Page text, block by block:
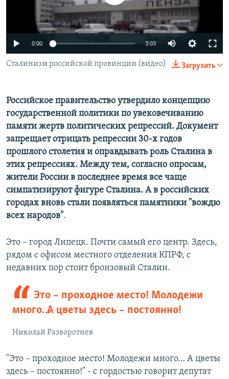
ПОБЕДИТЕЛЕЙ НЕ СУДЯТ?
КРЫМ.НЕПОКОРЕННЫЙ
ELIFBE
УКРАИНСКАЯ ПРОБЛЕМА КРЫМА
ПРИСОЕДИНЯЙТЕСЬ!
0:00 3:03
Загрузить
Сталинизм российской провинции (видео)
Российское правительство утвердило концепцию
государственной политики по увековечиванию
памяти жертв политических репрессий. Документ
запрещает отрицать репрессии 30-х годов
прошлого столетия и оправдывать роль Сталина в
этих репрессиях. Между тем, согласно опросам,
жители России в последнее время все чаще
симпатизируют фигуре Сталина. А в российских
городах вновь стали появляться памятники "вождю
всех народов".
Это – город Липецк. Почти самый его центр. Здесь,
рядом с офисом местного отделения КПРФ, с
недавних пор стоит бронзовый Сталин.
Это – проходное место! Молодежи
много… А цветы здесь – постоянно!
Николай Разворотнев
"Это – проходное место! Молодежи много… А цветы
здесь – постоянно!" - с гордостью говорит депутат